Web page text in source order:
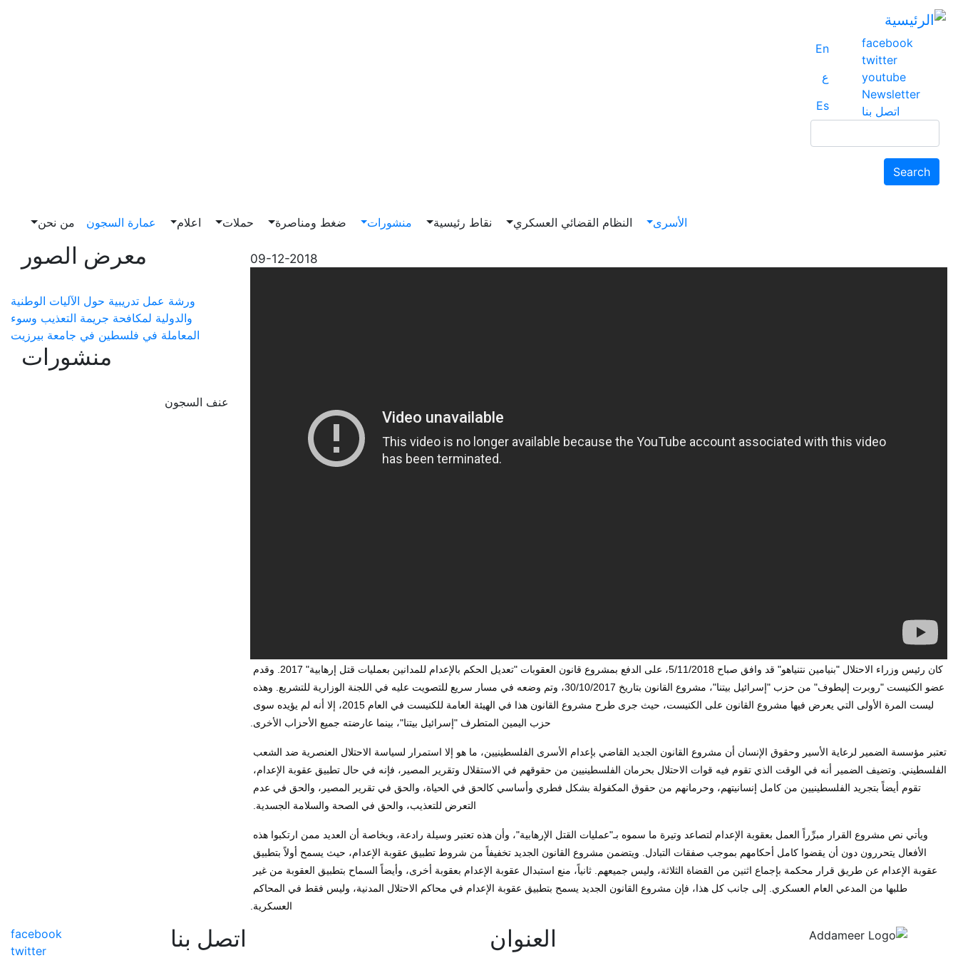
facebook
twitter
youtube
Newsletter
اتصل بنا
En
ع
Es
Search
الأسرى النظام القضائي العسكري نقاط رئيسية منشورات ضغط ومناصرة حملات اعلام عمارة السجون من نحن
09-12-2018
حزب اليمين المتطرف "إسرائيل بيتنا"، بينما عارضته جميع الأحزاب الأخرى.
التعرض للتعذيب، والحق في الصحة والسلامة الجسدية.
العسكرية.
معرض الصور
ورشة عمل تدريبية حول الآليات الوطنية
والدولية لمكافحة جريمة التعذيب وسوء
المعاملة في فلسطين في جامعة بيرزيت
منشورات
عنف السجون
العنوان اتصل بنا
facebook
twitter